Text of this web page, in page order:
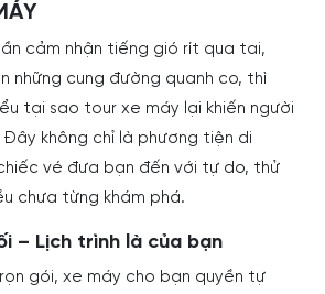
cảm nhận tiếng gió rít qua tai,
những cung đường quanh co, thì
tại sao tour xe máy lại khiến người
không chỉ là phương tiện di
vé đưa bạn đến với tự do, thử
chưa từng khám phá.
– Lịch trình là của bạn
gói, xe máy cho bạn quyền tự